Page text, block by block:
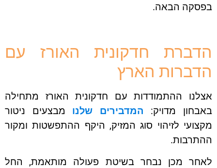
הבאה.
חדקונית האורז עם
הארץ
ההתמודדות עם חדקונית האורז מתחילה
מדויק:המדבירים שלנומבצעים ניטור
לזיהוי סוג המזיק, היקף ההתפשטות ומקור
מכן נבחר בשיטת פעולה מותאמת, החל